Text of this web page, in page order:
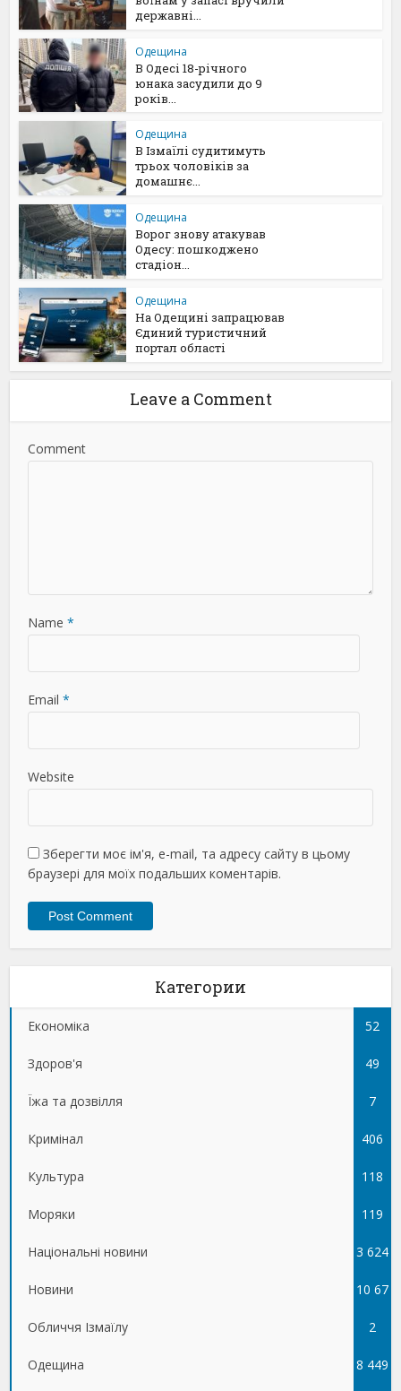
державні...
Одещина
В Одесі 18-річного
юнака засудили до 9
років...
Одещина
В Ізмаїлі судитимуть
трьох чоловіків за
домашнє...
Одещина
Ворог знову атакував
Одесу: пошкоджено
стадіон...
Одещина
На Одещині запрацював
Єдиний туристичний
портал області
Leave a Comment
Comment
Name *
Email *
Website
Зберегти моє ім'я, e-mail, та адресу сайту в цьому
браузері для моїх подальших коментарів.
Категории
Економіка 52
Здоров'я 49
Їжа та дозвілля 7
Кримінал 406
Культура 118
Моряки 119
Національні новини 3 624
Новини 10 67
5
Обличчя Ізмаїлу 2
Одещина 8 449